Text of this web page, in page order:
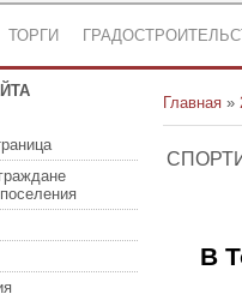
ТОРГИ
Главная »
В